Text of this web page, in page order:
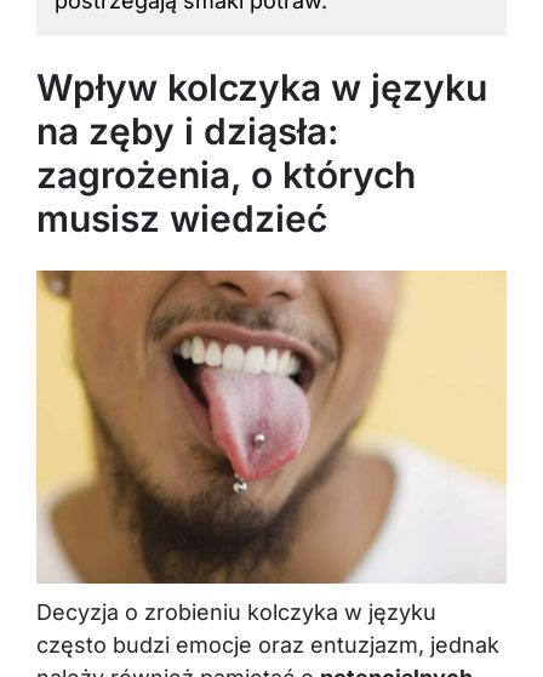
Wpływ kolczyka w języku
na zęby i dziąsła:
zagrożenia, o których
musisz wiedzieć
Decyzja o zrobieniu kolczyka w języku
często budzi emocje oraz entuzjazm, jednak
należy również pamiętać o potencjalnych